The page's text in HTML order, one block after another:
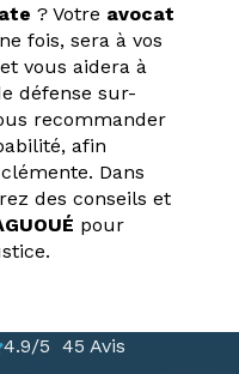
? Votre avocat
fois, sera à vos
vous aidera à
défense sur-
recommander
afin
Dans
des conseils et
pour
4.9/5 45 Avis